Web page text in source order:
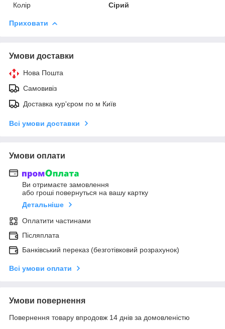
Колір
Сірий
Приховати
Умови доставки
Нова Пошта
Самовивіз
Доставка кур'єром по м Київ
Всі умови доставки
Умови оплати
Ви отримаєте замовлення
або гроші повернуться на вашу картку
Детальніше
Оплатити частинами
Післяплата
Банківський переказ (безготівковий розрахунок)
Всі умови оплати
Умови повернення
Повернення товару впродовж 14 днів за домовленістю